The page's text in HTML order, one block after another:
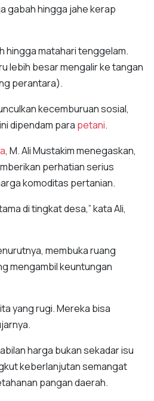
gabah hingga jahe kerap
hingga matahari tenggelam.
lebih besar mengalir ke tangan
perantara).
kecemburuan sosial,
dipendam para petani.
, M. Ali Mustakim menegaskan,
perhatian serius
komoditas pertanian.
di tingkat desa,” kata Ali,
membuka ruang
mengambil keuntungan
yang rugi. Mereka bisa
harga bukan sekadar isu
keberlanjutan semangat
pangan daerah.